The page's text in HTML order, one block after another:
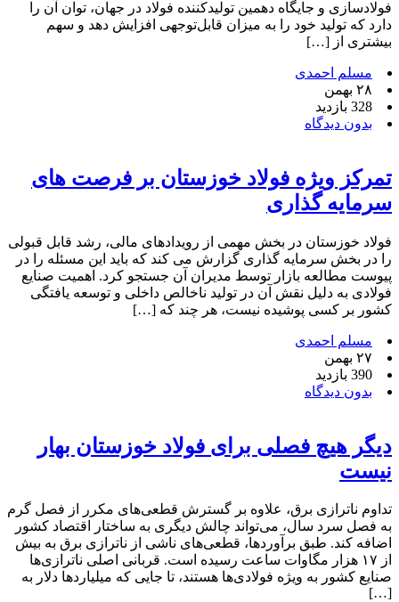
فولادسازی و جایگاه دهمین تولیدکننده فولاد در جهان، توان آن را
دارد که تولید خود را به میزان قابل‌توجهی افزایش دهد و سهم
بیشتری از […]
مسلم احمدی
۲۸ بهمن
328 بازدید
بدون دیدگاه
تمرکز ویژه فولاد خوزستان بر فرصت های
سرمایه گذاری
فولاد خوزستان در بخش مهمی از رویدادهای مالی، رشد قابل قبولی
را در بخش سرمایه گذاری گزارش می کند که باید این مسئله را در
پیوست مطالعه بازار توسط مدیران آن جستجو کرد. اهمیت صنایع
فولادی به دلیل نقش آن در تولید ناخالص داخلی و توسعه یافتگی
کشور بر کسی پوشیده نیست، هر چند که […]
مسلم احمدی
۲۷ بهمن
390 بازدید
بدون دیدگاه
دیگر هیچ فصلی برای فولاد خوزستان بهار
نیست
تداوم ناترازی برق، علاوه بر گسترش قطعی‌های مکرر از فصل گرم
به فصل سرد سال، می‌تواند چالش‌ دیگری به ساختار اقتصاد کشور
اضافه کند. طبق برآوردها، قطعی‌های ناشی از ناترازی برق به بیش
از ۱۷ هزار مگاوات ساعت رسیده است. قربانی اصلی ناترازی‌ها
صنایع کشور به ویژه فولادی‌ها هستند، تا جایی که میلیاردها دلار به
[…]